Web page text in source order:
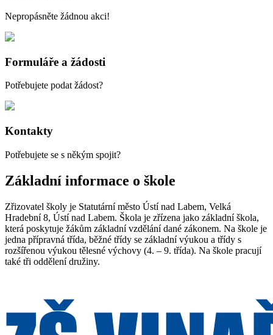
Nepropásněte žádnou akci!
Formuláře a žádosti
Potřebujete podat žádost?
Kontakty
Potřebujete se s někým spojit?
Základní informace o škole
Zřizovatel školy je Statutární město Ústí nad Labem, Velká
Hradební 8, Ústí nad Labem. Škola je zřízena jako základní škola,
která poskytuje žákům základní vzdělání dané zákonem. Na škole je
jedna přípravná třída, běžné třídy se základní výukou a třídy s
rozšířenou výukou tělesné výchovy (4. – 9. třída). Na škole pracují
také tři oddělení družiny.